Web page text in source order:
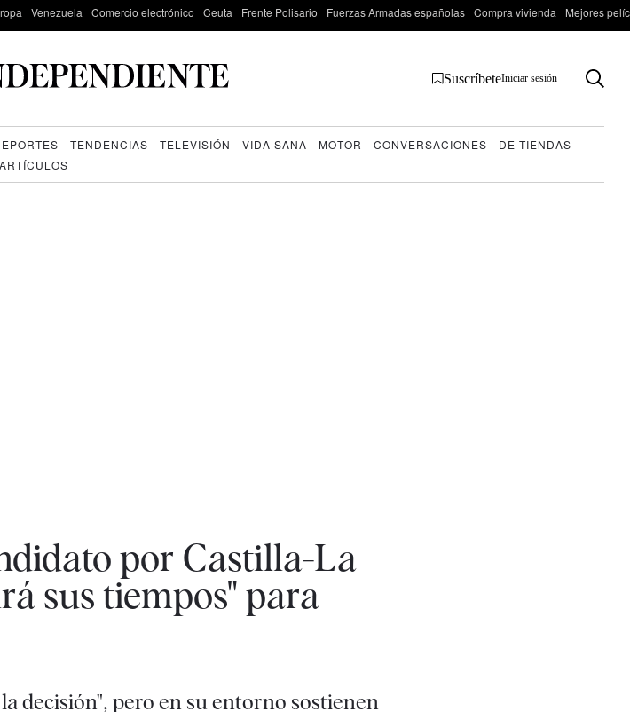
Venezuela Comercio electrónico Ceuta Frente Polisario Fuerzas Armadas españolas Compra vivienda Mejores
SuscríbeteIniciar sesión
TENDENCIAS TELEVISIÓN VIDA SANA MOTOR CONVERSACIONES
DE TIENDAS
ARTÍCULOS
por Castilla-La
sus tiempos" para
decisión", pero en su entorno sostienen